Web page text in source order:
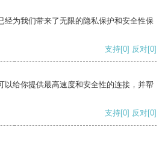
经为我们带来了无限的隐私保护和安全性保
支持[0] 反对[0]
以给你提供最高速度和安全性的连接，并帮
支持[0] 反对[0]